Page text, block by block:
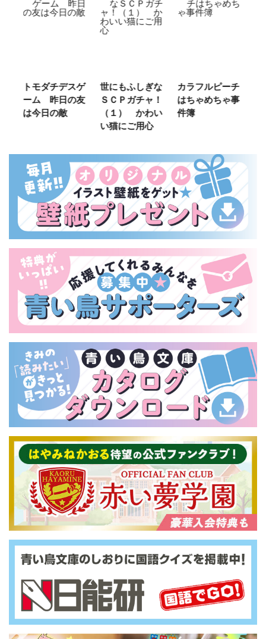
トモダチデスゲ
ーム 昨日の友
は今日の敵
世にもふしぎな
ＳＣＰガチャ！
（１） かわい
い猫にご用心
カラフルピーチ
はちゃめちゃ事
件簿